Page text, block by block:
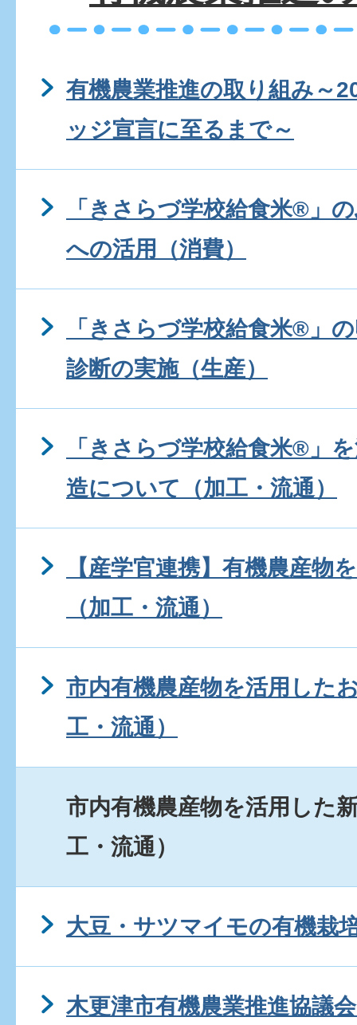
有機農業推進の取り組み～
ッジ宣言に至るまで～
「きさらづ学校給食米®」
への活用（消費）
「きさらづ学校給食米®」
診断の実施（生産）
「きさらづ学校給食米®」
造について（加工・流通）
【産学官連携】有機農産物
（加工・流通）
市内有機農産物を活用した
工・流通）
市内有機農産物を活用した
工・流通）
大豆・サツマイモの有機栽
木更津市有機農業推進協議